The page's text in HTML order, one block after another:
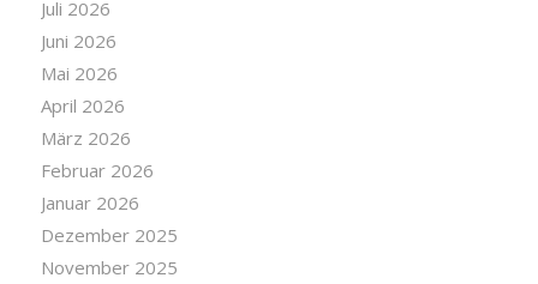
Juli 2026
Juni 2026
Mai 2026
April 2026
März 2026
Februar 2026
Januar 2026
Dezember 2025
November 2025